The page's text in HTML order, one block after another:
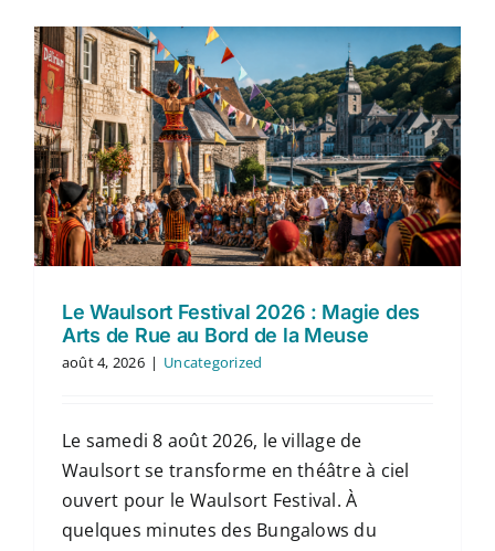
Le Waulsort Festival 2026 : Magie des
Arts de Rue au Bord de la Meuse
août 4, 2026 | Uncategorized
Le samedi 8 août 2026, le village de
Waulsort se transforme en théâtre à ciel
ouvert pour le Waulsort Festival. À
quelques minutes des Bungalows du